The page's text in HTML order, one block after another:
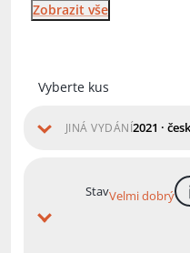
Zobrazit vše
Vyberte kus
JINÁ VYDÁNÍ2021 ·
StavVelmi dobrý